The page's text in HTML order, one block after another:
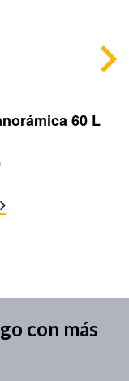
60 L
con más